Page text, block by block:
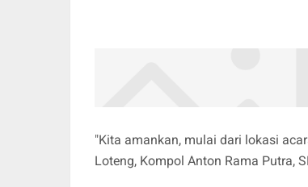
"Kita amankan, mulai dari lokasi
Loteng, Kompol Anton Rama Putra,